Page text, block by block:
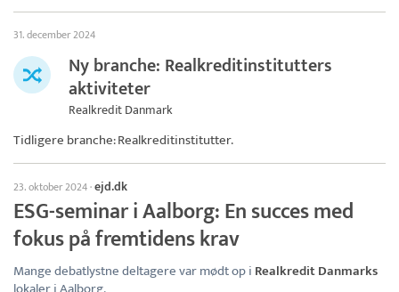
31. december 2024
Ny branche: Realkreditinstitutters
aktiviteter
Realkredit Danmark
Tidligere branche: Realkreditinstitutter.
23. oktober 2024·ejd.dk
ESG-seminar i Aalborg: En succes med
fokus på fremtidens krav
Mange debatlystne deltagere var mødt op i Realkredit Danmarks